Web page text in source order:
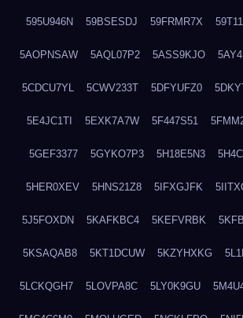
595U946N 59BSESDJ 59FRMR7X
5AOPNSAW 5AQL07P2 5ASS9KJO
5CDCU7YL 5CWV233T 5DFYUFZ0
5E4JC1TI 5EXK7A7W 5F447S51
5GEF3377 5GYKO7P3 5H18E5N3
5HER0XEV 5HNS21Z8 5IFXGJFK
5J5FOXDN 5KAFKBC4 5KEFVRBK
5KSAQAB8 5KT1DCUW 5KZYHXKG
5LCKQGH7 5LOVPA8C 5LY0K9GU